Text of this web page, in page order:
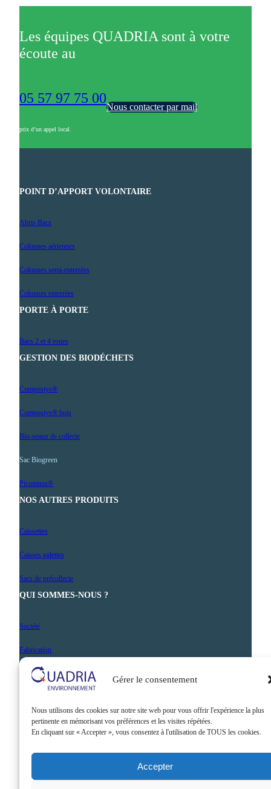
Gérer le consentement
Nous utilisons des cookies sur notre site web pour vous offrir l'expérience la plus
pertinente en mémorisant vos préférences et les visites répétées.
En cliquant sur « Accepter », vous consentez à l'utilisation de TOUS les cookies.
Accepter
Les équipes QUADRIA sont à votre
écoute au
05 57 97 75 00
prix d’un appel local.
Nous contacter par mail
POINT D’APPORT VOLONTAIRE
Abris Bacs
Colonnes aériennes
Colonnes semi-enterrées
Colonnes enterrées
PORTE À PORTE
Bacs 2 et 4 roues
GESTION DES BIODÉCHETS
Compostys®
Compostys® bois
Bio-seaux de collecte
Sac Biogreen
Picumnus®
NOS AUTRES PRODUITS
Caissettes
Caisses palettes
Sacs de précollecte
QUI SOMMES-NOUS ?
Société
Fabrication
Nos prestations
Contact